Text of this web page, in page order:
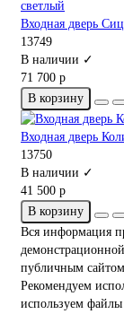
Входная дверь
13749
В наличии ✓
71 700 р
В корзину
Входная дверь
13750
В наличии ✓
41 500 р
В корзину
Вся информация
публичным сайтом
Рекомендуем
используем файлы